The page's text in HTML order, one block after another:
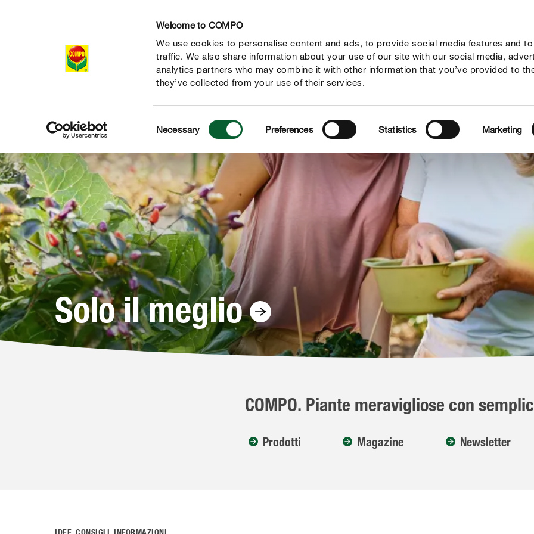
Welcome to COMPO
We use cookies to personalise content and ads, to provide social media features and
traffic. We also share information about your use of our site with our social media,
analytics partners who may combine it with other information that you’ve provided to
they’ve collected from your use of their services.
Selection
Necessary Preferences Statistics Marketing
Prodotti Magazine Mondi Tematici Info Chi siamo Solo il meglio!
Solo il meglio
COMPO. Piante meravigliose con
Prodotti Magazine Newsletter